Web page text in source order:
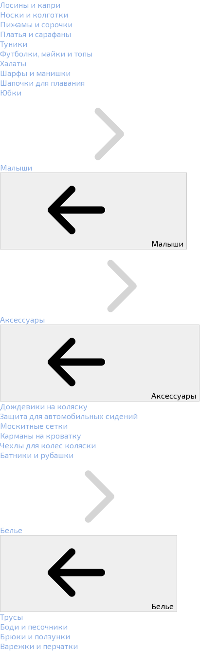
Лосины и капри
Носки и колготки
Пижамы и сорочки
Платья и сарафаны
Туники
Футболки, майки и топы
Халаты
Шарфы и манишки
Шапочки для плавания
Юбки
Малыши
Малыши
Аксессуары
Аксессуары
Дождевики на коляску
Защита для автомобильных сидений
Москитные сетки
Карманы на кроватку
Чехлы для колес коляски
Батники и рубашки
Белье
Белье
Трусы
Боди и песочники
Брюки и ползунки
Варежки и перчатки